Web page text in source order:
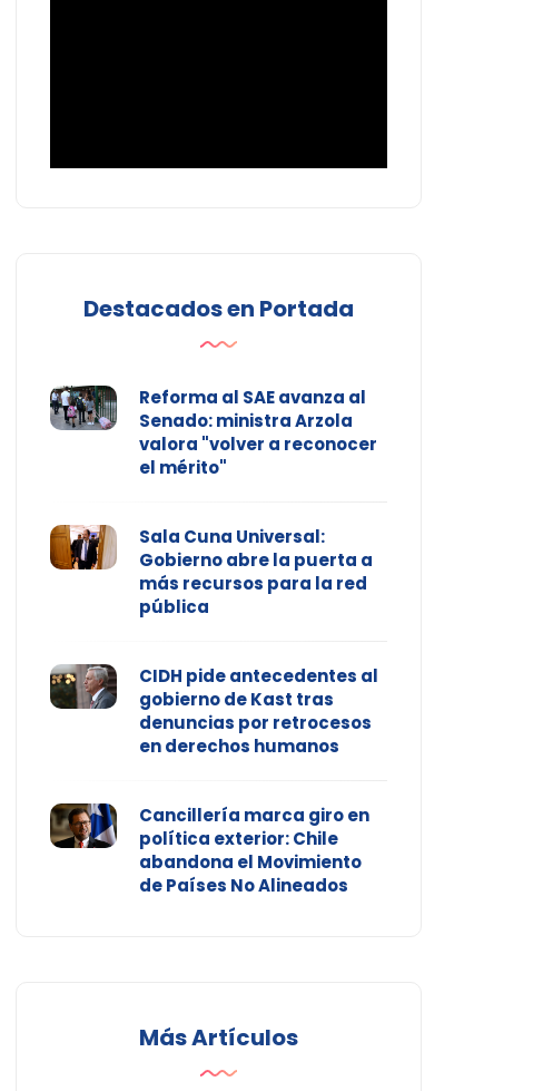
Destacados en Portada
Reforma al SAE avanza al
Senado: ministra Arzola
valora "volver a reconocer
el mérito"
Sala Cuna Universal:
Gobierno abre la puerta a
más recursos para la red
pública
CIDH pide antecedentes al
gobierno de Kast tras
denuncias por retrocesos
en derechos humanos
Cancillería marca giro en
política exterior: Chile
abandona el Movimiento
de Países No Alineados
Más Artículos